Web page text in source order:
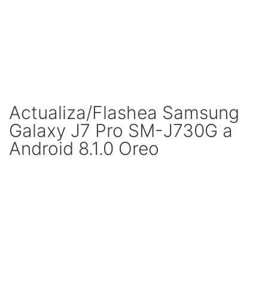
Actualiza/Flashea Samsung
Galaxy J7 Pro SM-J730G a
Android 8.1.0 Oreo